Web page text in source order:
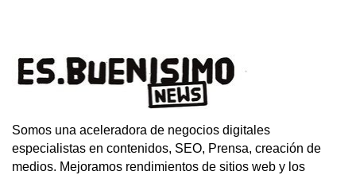
Somos una aceleradora de negocios digitales
especialistas en contenidos, SEO, Prensa, creación de
medios. Mejoramos rendimientos de sitios web y los